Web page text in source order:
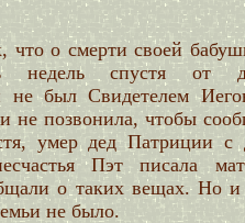
что о смерти своей
недель спустя от
не был Свидетелем
не позвонила, чтобы
умер дед Патриции с
Пэт писала
о таких вещах. Но и
не было.